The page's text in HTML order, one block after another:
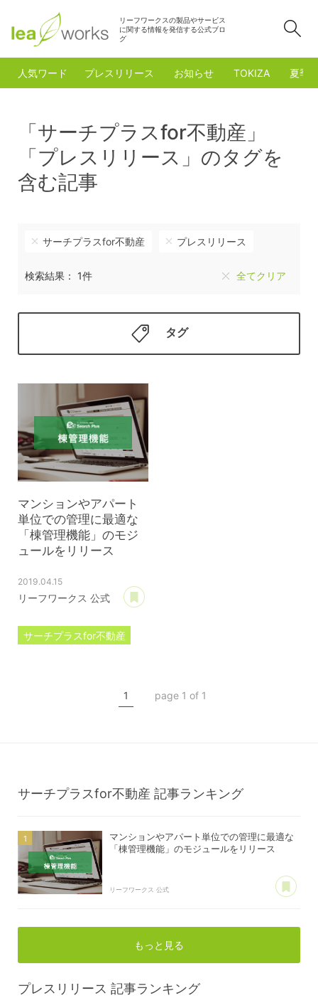
リーフワークスの製品やサービス
に関する情報を発信する公式ブロ
グ
人気ワード プレスリリース お知らせ TOKIZA 夏季
「サーチプラスfor不動産」
「プレスリリース」のタグを
含む記事
サーチプラスfor不動産 プレスリリース
検索結果： 1件 全てクリア
タグ
マンションやアパート
単位での管理に最適な
「棟管理機能」のモジ
ュールをリリース
2019.04.15
リーフワークス 公式
サーチプラスfor不動産
1 page 1 of 1
サーチプラスfor不動産 記事ランキング
マンションやアパート単位での管理に最適な
「棟管理機能」のモジュールをリリース
リーフワークス 公式
もっと見る
プレスリリース 記事ランキング